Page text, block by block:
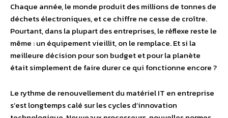
Chaque année, le monde produit des millions de tonnes de
déchets électroniques, et ce chiffre ne cesse de croître.
Pourtant, dans la plupart des entreprises, le réflexe reste le
même : un équipement vieillit, on le remplace. Et si la
meilleure décision pour son budget et pour la planète
était simplement de faire durer ce qui fonctionne encore ?
Le rythme de renouvellement du matériel IT en entreprise
s’est longtemps calé sur les cycles d’innovation